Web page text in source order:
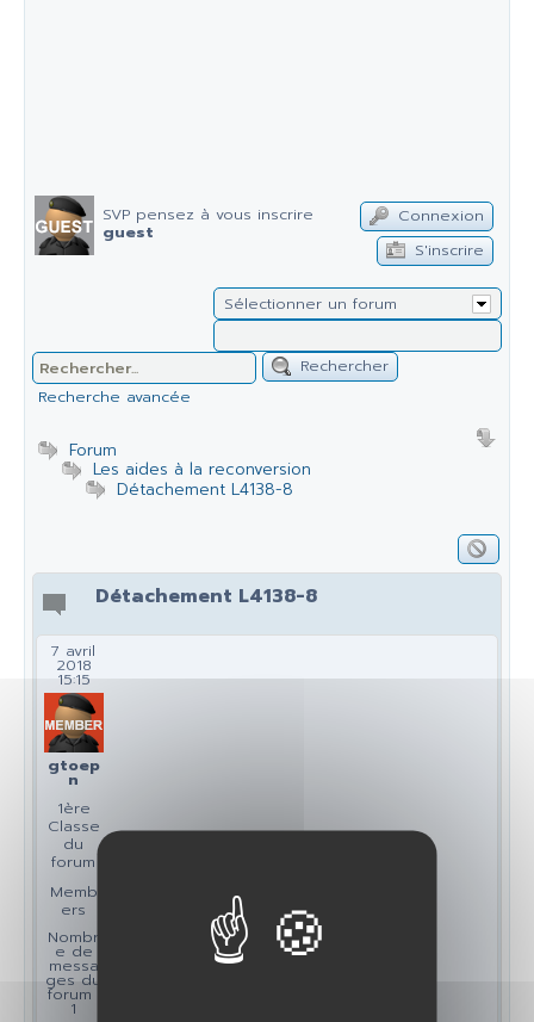
SVP pensez à vous inscrire
guest
Connexion
S'inscrire
Sélectionner un forum
Rechercher
Recherche avancée
Forum
Les aides à la reconversion
Détachement L4138-8
Détachement L4138-8
7 avril
2018
15:15
gtoep
n
1ère
Classe
du
forum
Memb
ers
Nombr
e de
messa
ges du
forum :
1